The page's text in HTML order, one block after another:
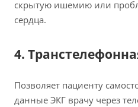
скрытую ишемию или
сердца.
4.
Позволяет пациенту
данные ЭКГ врачу через